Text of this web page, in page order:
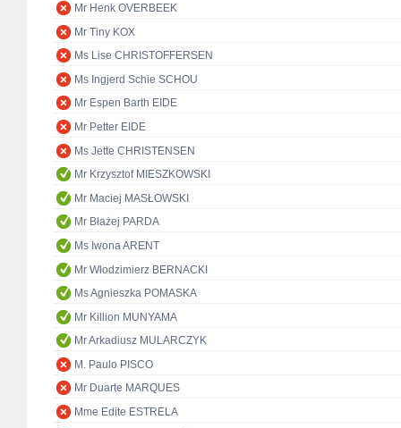
Mr Henk OVERBEEK
Mr Tiny KOX
Ms Lise CHRISTOFFERSEN
Ms Ingjerd Schie SCHOU
Mr Espen Barth EIDE
Mr Petter EIDE
Ms Jette CHRISTENSEN
Mr Krzysztof MIESZKOWSKI
Mr Maciej MASŁOWSKI
Mr Błażej PARDA
Ms Iwona ARENT
Mr Włodzimierz BERNACKI
Ms Agnieszka POMASKA
Mr Killion MUNYAMA
Mr Arkadiusz MULARCZYK
M. Paulo PISCO
Mr Duarte MARQUES
Mme Edite ESTRELA